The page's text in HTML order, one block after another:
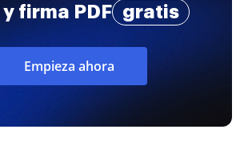
y firma PDF gratis
Empieza ahora